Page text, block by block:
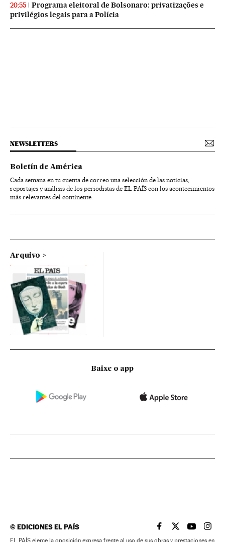
20:55
Programa eleitoral de Bolsonaro: privatizações e
privilégios legais para a Polícia
NEWSLETTERS
Boletín de América
Cada semana en tu cuenta de correo una selección de las noticias,
reportajes y análisis de los periodistas de EL PAÍS con los acontecimientos
más relevantes del continente.
Arquivo
Baixe o app
©EDICIONES EL PAÍS EL PAÍS BRASIL EN
EL PAÍSEL PAÍS
EL
EL PAÍS ejerce la oposición expresa frente al uso de sus obras y prestaciones en